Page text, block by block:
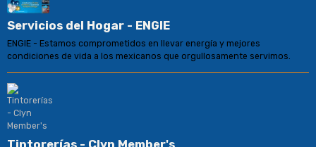
Servicios del Hogar - ENGIE
ENGIE - Estamos comprometidos en llevar energía y mejores
condiciones de vida a los mexicanos que orgullosamente servimos.